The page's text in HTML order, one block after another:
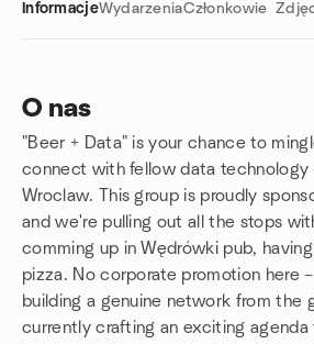
InformacjeWydarzeniaCzłonkowie
O nas
"Beer + Data" is your chance to
connect with fellow data technology
Wroclaw. This group is proudly
and we're pulling out all the stops
comming up in Wędrówki pub,
pizza. No corporate promotion here
building a genuine network from the
currently crafting an exciting
Linki grupowe